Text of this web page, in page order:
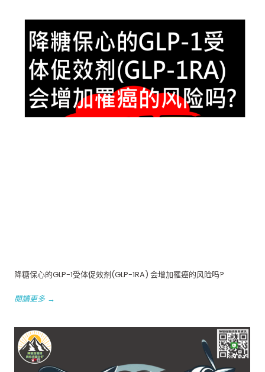
降糖保心的GLP-1受体促效剂(GLP-1RA) 会增加罹癌的风险吗?
閱讀更多 →